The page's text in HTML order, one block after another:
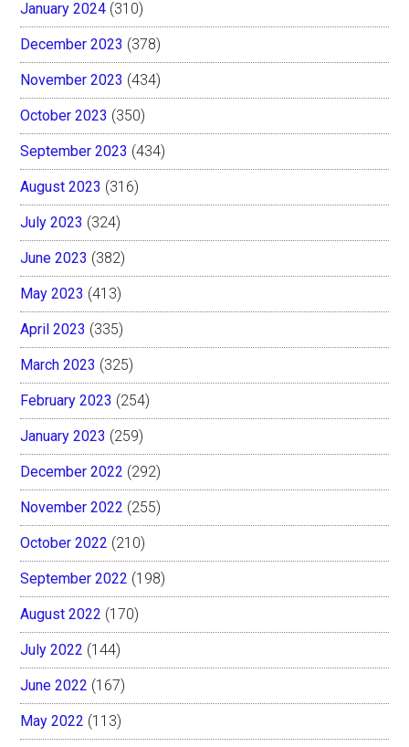
January 2024 (310)
December 2023 (378)
November 2023 (434)
October 2023 (350)
September 2023 (434)
August 2023 (316)
July 2023 (324)
June 2023 (382)
May 2023 (413)
April 2023 (335)
March 2023 (325)
February 2023 (254)
January 2023 (259)
December 2022 (292)
November 2022 (255)
October 2022 (210)
September 2022 (198)
August 2022 (170)
July 2022 (144)
June 2022 (167)
May 2022 (113)